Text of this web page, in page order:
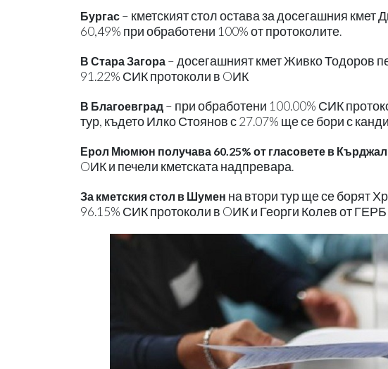
Бургас – кметският стол остава за досегашния
60,49% при обработени 100% от протоколите.
В Стара Загора – досегашният кмет Живко Тодоров
91.22% СИК протоколи в OИК
В Благоевград – при обработени 100.00% СИК
тур, където Илко Стоянов с 27.07% ще се бори с
Ерол Мюмюн получава 60.25% от гласовете в
OИК и печели кметската надпревара.
За кметския стол в Шумен на втори тур ще се борят
96.15% СИК протоколи в OИК и Георги Колев от ГЕРБ